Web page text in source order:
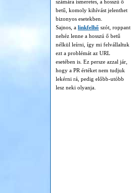
számára ismeretes, a hosszú ő
betű, komoly kihívást jelenthet
bizonyos esetekben.
Sajnos, a linkfelhő szót, roppant
nehéz lenne a hosszú ő betű
nélkül leírni, így mi felvállaltuk
ezt a problémát az URL
esetében is. Ez persze azzal jár,
hogy a PR értéket nem tudjuk
lekérni rá, pedig előbb-utóbb
lesz neki olyanja.